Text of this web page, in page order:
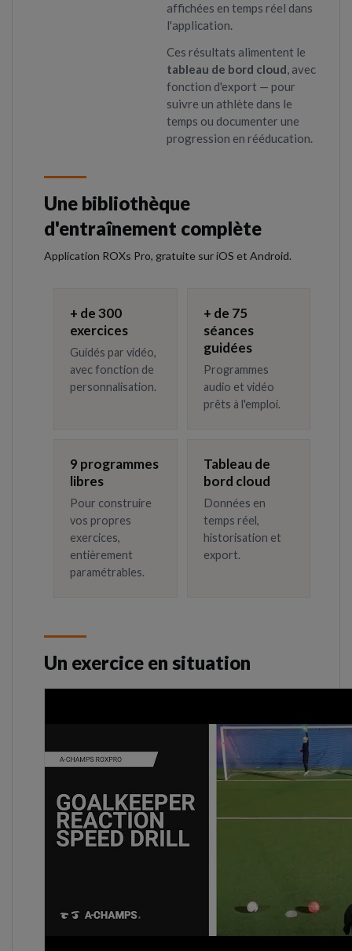
affichées en temps réel dans
l'application.
Ces résultats alimentent le
tableau de bord cloud, avec
fonction d'export — pour
suivre un athlète dans le
temps ou documenter une
progression en rééducation.
Une bibliothèque
d'entraînement complète
Application ROXs Pro, gratuite sur iOS et Android.
+ de 300
exercices
Guidés par vidéo,
avec fonction de
personnalisation.
+ de 75
séances
guidées
Programmes
audio et vidéo
prêts à l'emploi.
9 programmes
libres
Pour construire
vos propres
exercices,
entièrement
paramétrables.
Tableau de
bord cloud
Données en
temps réel,
historisation et
export.
Un exercice en situation